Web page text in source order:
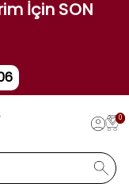
İçin SON
0